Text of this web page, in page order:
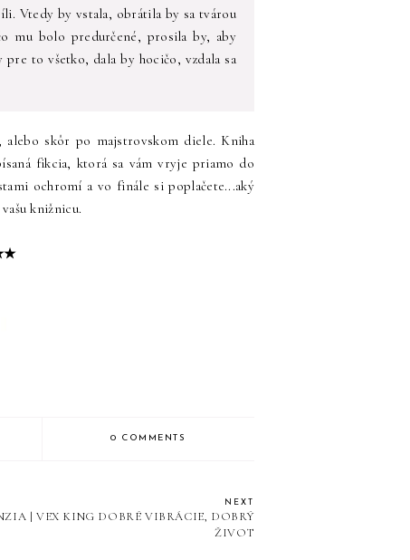
Vtedy by vstala, obrátila by sa tvárou
mu bolo predurčené, prosila by, aby
to všetko, dala by hocičo, vzdala sa
skôr po majstrovskom diele. Kniha
fikcia, ktorá sa vám vryje priamo do
ochromí a vo finále si poplačete...aký
knižnicu.
★
0 COMMENTS
NEXT
| VEX KING DOBRÉ VIBRÁCIE, DOBRÝ
ŽIVOT